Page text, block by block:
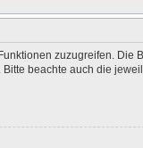
zuzugreifen. Die
beachte auch die